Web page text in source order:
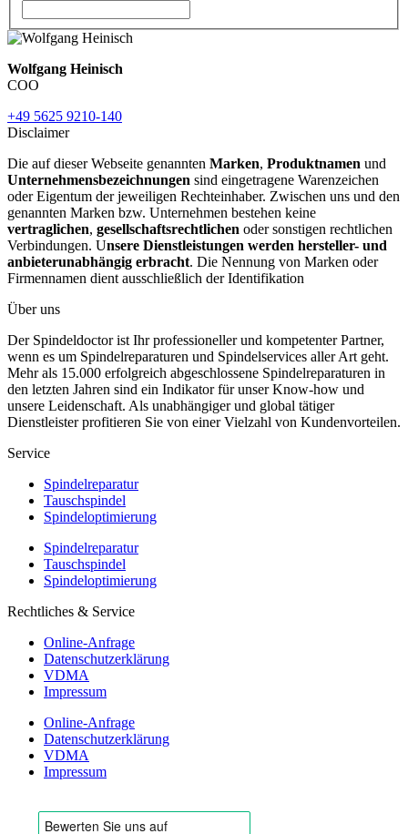
Wolfgang Heinisch
COO
+49 5625 9210-140
Disclaimer
Die auf dieser Webseite genannten Marken, Produktnamen und
Unternehmensbezeichnungen sind eingetragene Warenzeichen
oder Eigentum der jeweiligen Rechteinhaber. Zwischen uns und den
genannten Marken bzw. Unternehmen bestehen keine
vertraglichen, gesellschaftsrechtlichen oder sonstigen rechtlichen
Verbindungen. Unsere Dienstleistungen werden hersteller- und
anbieterunabhängig erbracht. Die Nennung von Marken oder
Firmennamen dient ausschließlich der Identifikation
Über uns
Der Spindeldoctor ist Ihr professioneller und kompetenter Partner,
wenn es um Spindelreparaturen und Spindelservices aller Art geht.
Mehr als 15.000 erfolgreich abgeschlossene Spindelreparaturen in
den letzten Jahren sind ein Indikator für unser Know-how und
unsere Leidenschaft. Als unabhängiger und global tätiger
Dienstleister profitieren Sie von einer Vielzahl von Kundenvorteilen.
Service
Spindelreparatur
Tauschspindel
Spindeloptimierung
Spindelreparatur
Tauschspindel
Spindeloptimierung
Rechtliches & Service
Online-Anfrage
Datenschutzerklärung
VDMA
Impressum
Online-Anfrage
Datenschutzerklärung
VDMA
Impressum